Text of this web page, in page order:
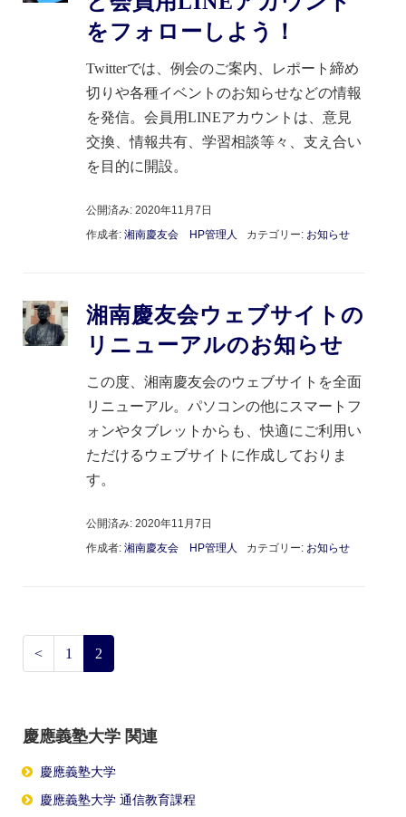
をフォローしよう！
Twitterでは、例会のご案内、レポート締め
切りや各種イベントのお知らせなどの情報
を発信。会員用LINEアカウントは、意見
交換、情報共有、学習相談等々、支え合い
を目的に開設。
公開済み: 2020年11月7日
作成者: 湘南慶友会 HP管理人 カテゴリー: お知らせ
湘南慶友会ウェブサイトの
リニューアルのお知らせ
この度、湘南慶友会のウェブサイトを全面
リニューアル。パソコンの他にスマートフ
ォンやタブレットからも、快適にご利用い
ただけるウェブサイトに作成しておりま
す。
公開済み: 2020年11月7日
作成者: 湘南慶友会 HP管理人 カテゴリー: お知らせ
< 1 2
慶應義塾大学 関連
慶應義塾大学
慶應義塾大学 通信教育課程